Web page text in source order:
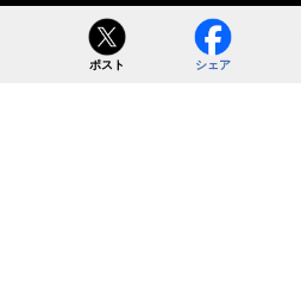
ポスト シェア